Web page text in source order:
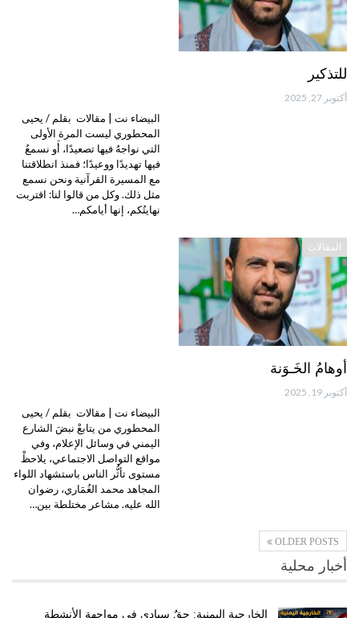
للتذكير
أكتوبر 27, 2025
البيضاء نت | مقالات بقلم / يحيى
المحطوري ليست المرة الأولى
التي نواجهُ فيها تصعيدًا، أَو نسمعُ
فيها تهديدًا ووعيدًا؛ فمنذ انطلاقتنا
مع المسيرة القرآنية ونحن نسمع
مثل ذلك. وكل من قالوا لنا: اقتربت
نهايتُكم، إنها أيامكم…
المقالات
أوهامُ الخَـوَنة
أكتوبر 19, 2025
البيضاء نت | مقالات بقلم / يحيى
المحطوري من يتابعْ نبضَ الشارع
اليمني في وسائل الإعلام، وفي
مواقع التواصل الاجتماعي، يلاحظْ
مستوى تأثُّر الناس باستشهاد اللواء
المجاهد محمد الغُمَاري، رضوان
الله عليه. مشاعر مختلطة بين…
OLDER POSTS
أخبار محلية
الخارجية اليمنية: حقٌ سيادي في مواجهة الأنشطة